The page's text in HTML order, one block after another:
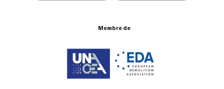
Membre de